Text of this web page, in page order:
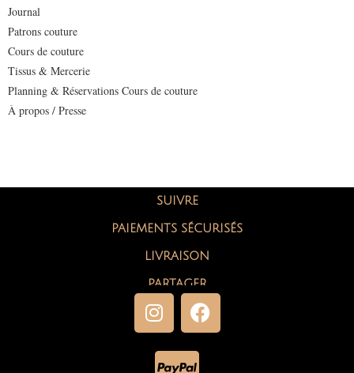
Journal
Patrons couture
Cours de couture
Tissus & Mercerie
Planning & Réservations Cours de couture
À propos / Presse
SUIVRE
PAIEMENTS SÉCURISÉS
LIVRAISON
PARTAGER